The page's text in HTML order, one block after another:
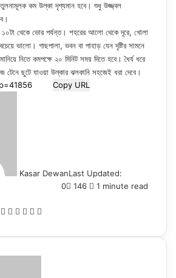
কম উল্কা দৃশ্যমান হবে। শুধু উজ্জ্বল
থেকে ভোর পর্যন্ত। শহরের আলো থেকে দূরে, খোলা
ভালো। গাছপালা, ভবন বা পাহাড় যেন দৃষ্টির সামনে
নিতে কমপক্ষে ২০ মিনিট সময় দিতে হবে। ধৈর্য ধরে
ছুটে যাওয়া উল্কার ঝলকানি সহজেই ধরা দেবে।
Copy URL
Kasar DewanLast Updated:
0 146
1 minute read
LinkedIn
Pinterest
Reddit
WhatsApp
Telegram
Viber
Email